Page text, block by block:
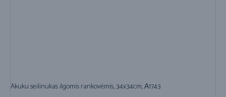
Akuku seilinukas ilgomis rankovėmis, 34x34cm, А1743